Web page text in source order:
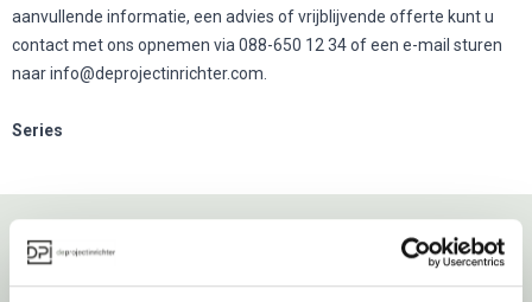
aanvullende informatie, een advies of vrijblijvende offerte kunt u
contact met ons opnemen via 088-650 12 34 of een e-mail sturen
naarinfo@deprojectinrichter.com
Series
Over deprojectinrichter